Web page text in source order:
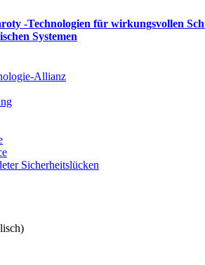
-Technologien für wirkungsvollen
Systemen
Allianz
Sicherheitslücken